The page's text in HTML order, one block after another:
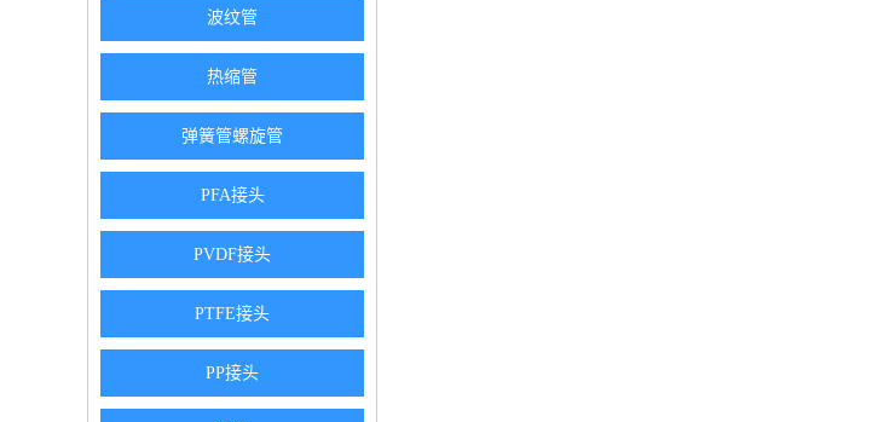
波纹管
热缩管
弹簧管螺旋管
PFA接头
PVDF接头
PTFE接头
PP接头